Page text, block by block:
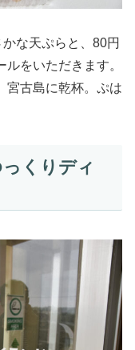
な天ぷらと、80円
をいただきます。
宮古島に乾杯。ぷは
くりディ